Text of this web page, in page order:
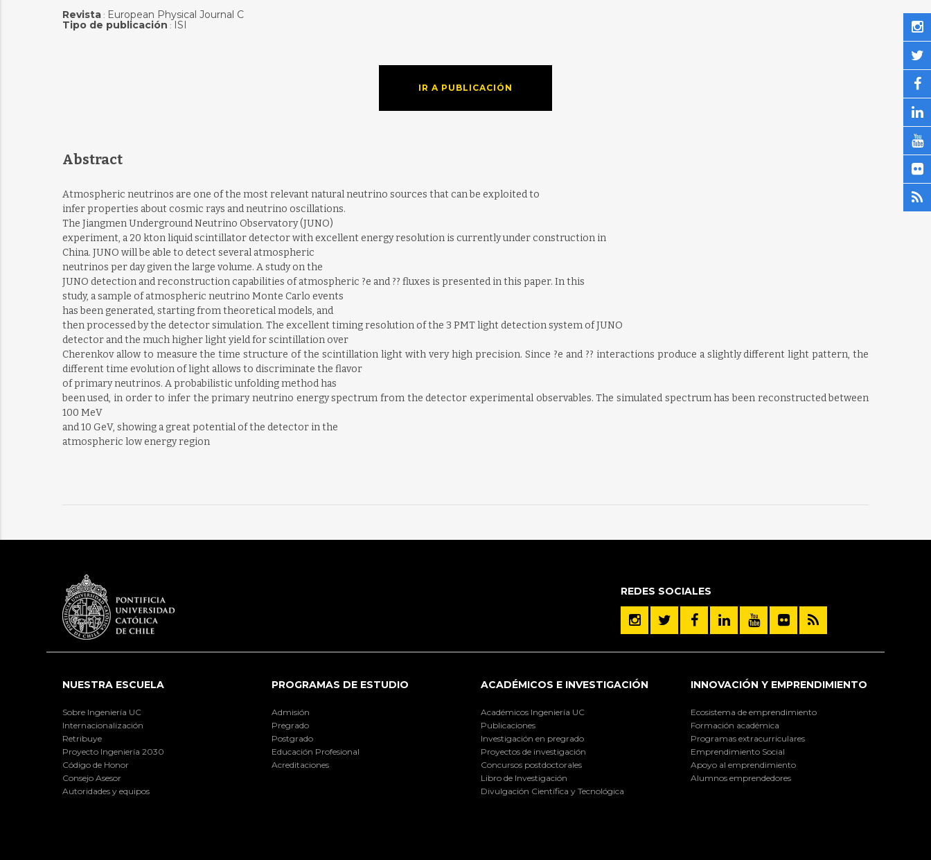
Revista: European Physical Journal C
Tipo de publicación : ISI
IR A PUBLICACIÓN
Abstract
Atmospheric neutrinos are one of the most relevant natural neutrino sources that can be exploited to
infer properties about cosmic rays and neutrino oscillations.
The Jiangmen Underground Neutrino Observatory (JUNO)
experiment, a 20 kton liquid scintillator detector with excellent energy resolution is currently under construction in
China. JUNO will be able to detect several atmospheric
neutrinos per day given the large volume. A study on the
JUNO detection and reconstruction capabilities of atmospheric ?e and ?? fluxes is presented in this paper. In this
study, a sample of atmospheric neutrino Monte Carlo events
has been generated, starting from theoretical models, and
then processed by the detector simulation. The excellent timing resolution of the 3 PMT light detection system of JUNO
detector and the much higher light yield for scintillation over
Cherenkov allow to measure the time structure of the scintillation light with very high precision. Since ?e and ?? interactions produce a slightly different light pattern, the
different time evolution of light allows to discriminate the flavor
of primary neutrinos. A probabilistic unfolding method has
been used, in order to infer the primary neutrino energy spectrum from the detector experimental observables. The simulated spectrum has been reconstructed between
100 MeV
and 10 GeV, showing a great potential of the detector in the
atmospheric low energy region
REDES SOCIALES
NUESTRA ESCUELA
Sobre Ingeniería UC
Internacionalización
Retribuye
Proyecto Ingeniería 2030
Código de Honor
Consejo Asesor
Autoridades y equipos
PROGRAMAS DE ESTUDIO
Admisión
Pregrado
Postgrado
Educación Profesional
Acreditaciones
ACADÉMICOS E INVESTIGACIÓN
Académicos Ingeniería UC
Publicaciones
Investigación en pregrado
Proyectos de investigación
Concursos postdoctorales
Libro de Investigación
Divulgación Científica y Tecnológica
INNOVACIÓN Y EMPRENDIMIENTO
Ecosistema de emprendimiento
Formación académica
Programas extracurriculares
Emprendimiento Social
Apoyo al emprendimiento
Alumnos emprendedores